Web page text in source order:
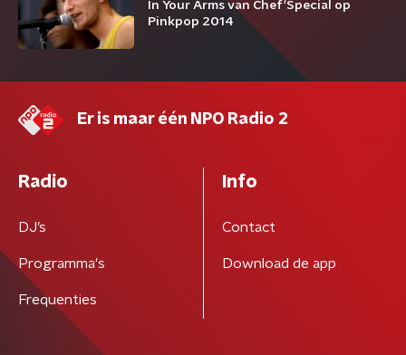
In Your Arms van Chef'Special op
Pinkpop 2014
Er is maar één NPO Radio 2
Radio
DJ’s
Programma's
Frequenties
Info
Contact
Download de app